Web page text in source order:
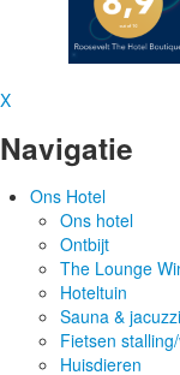
X
Navigatie
Ons Hotel
Ons hotel
Ontbijt
The Lounge
Hoteltuin
Sauna & jacuzzi
Fietsen
Huisdieren